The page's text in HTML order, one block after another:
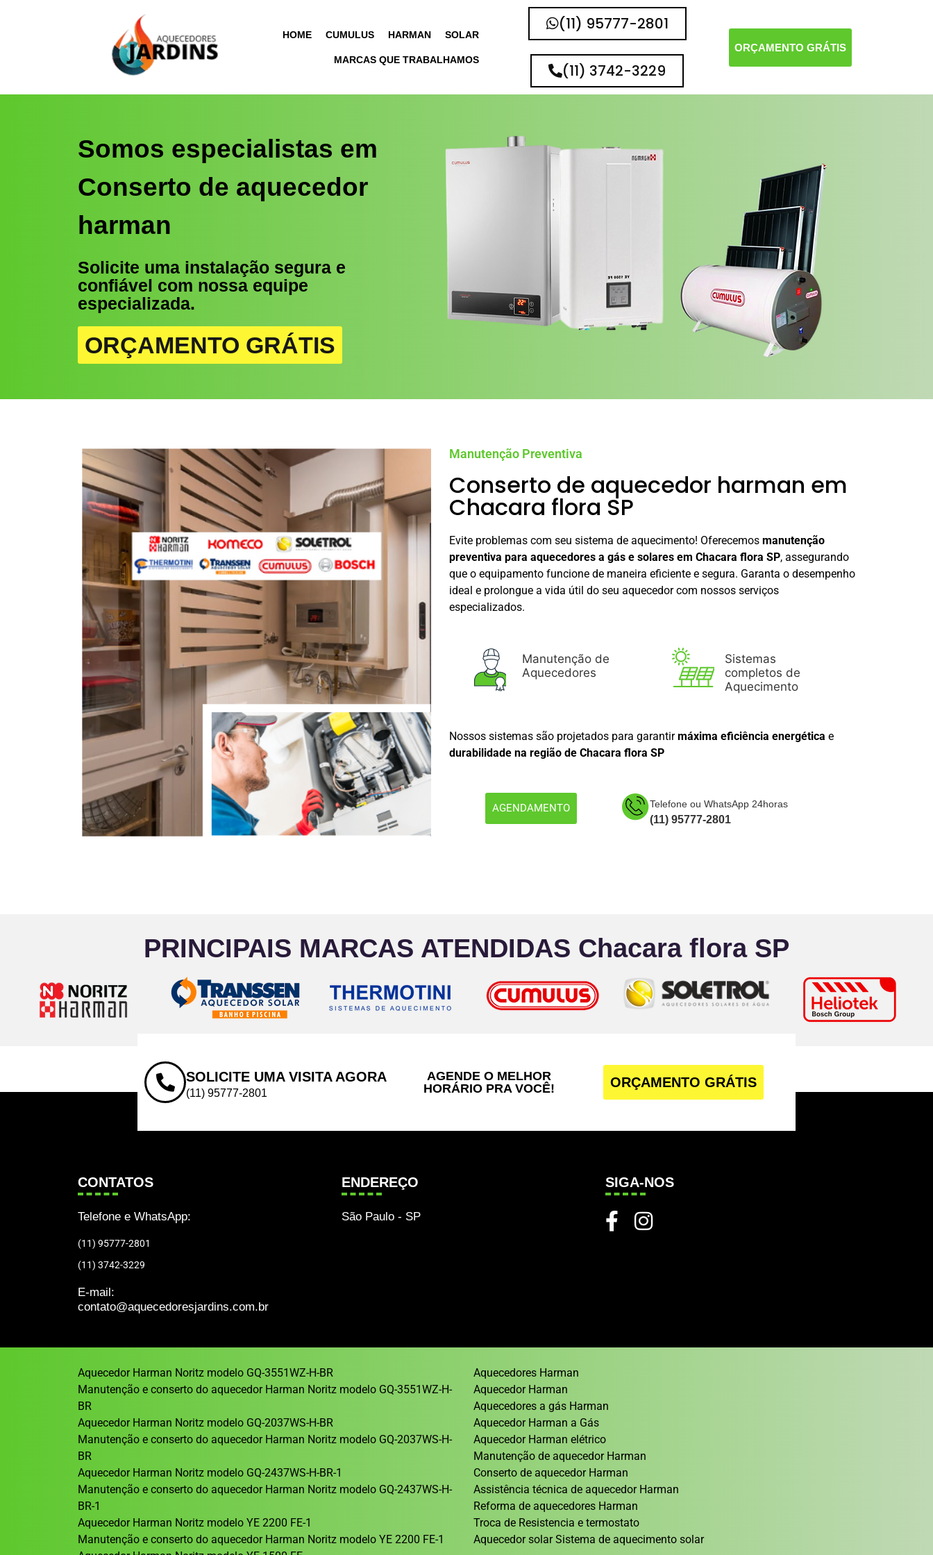
HOME CUMULUS HARMAN SOLAR
MARCAS QUE TRABALHAMOS
(11) 95777-2801
(11) 3742-3229
ORÇAMENTO GRÁTIS
Somos especialistas em
Conserto de aquecedor
harman
Solicite uma instalação segura e
confiável com nossa equipe
especializada.
ORÇAMENTO GRÁTIS
Manutenção Preventiva
Conserto de aquecedor harman em
Chacara flora SP
Evite problemas com seu sistema de aquecimento! Oferecemos manutenção
preventiva para aquecedores a gás e solares em Chacara flora SP, assegurando
que o equipamento funcione de maneira eficiente e segura. Garanta o desempenho
ideal e prolongue a vida útil do seu aquecedor com nossos serviços
especializados.
Manutenção de
Aquecedores
Sistemas
completos de
Aquecimento
Nossos sistemas são projetados para garantirmáxima eficiência energética e
durabilidade na região de Chacara flora SP
AGENDAMENTO Telefone ou WhatsApp 24horas
(11) 95777-2801
PRINCIPAIS MARCAS ATENDIDAS Chacara flora SP
SOLICITE UMA VISITA AGORA
(11) 95777-2801
AGENDE O MELHOR
HORÁRIO PRA VOCÊ!
ORÇAMENTO GRÁTIS
CONTATOS
Telefone e WhatsApp:
(11) 95777-2801
(11) 3742-3229
E-mail:
contato@aquecedoresjardins.com.br
ENDEREÇO
São Paulo - SP
SIGA-NOS
Aquecedor Harman Noritz modelo GQ-3551WZ-H-BR
Manutenção e conserto do aquecedor Harman Noritz modelo GQ-3551WZ-H-
BR
Aquecedor Harman Noritz modelo GQ-2037WS-H-BR
Manutenção e conserto do aquecedor Harman Noritz modelo GQ-2037WS-H-
BR
Aquecedor Harman Noritz modelo GQ-2437WS-H-BR-1
Manutenção e conserto do aquecedor Harman Noritz modelo GQ-2437WS-H-
BR-1
Aquecedor Harman Noritz modelo YE 2200 FE-1
Manutenção e conserto do aquecedor Harman Noritz modelo YE 2200 FE-1
Aquecedores Harman
Aquecedor Harman
Aquecedores a gás Harman
Aquecedor Harman a Gás
Aquecedor Harman elétrico
Manutenção de aquecedor Harman
Conserto de aquecedor Harman
Assistência técnica de aquecedor Harman
Reforma de aquecedores Harman
Troca de Resistencia e termostato
Aquecedor solar Sistema de aquecimento solar